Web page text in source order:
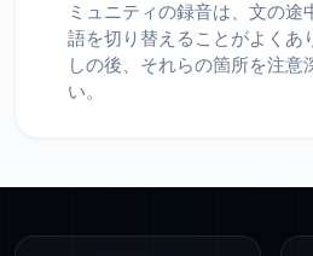
ミュニティの録音は、文の途
語を切り替えることがよくあ
しの後、それらの箇所を注意
い。